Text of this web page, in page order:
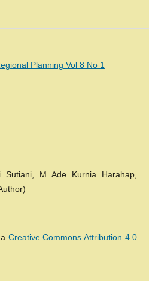
Planning Vol 8 No 1
M Ade Kurnia Harahap,
Creative Commons Attribution 4.0